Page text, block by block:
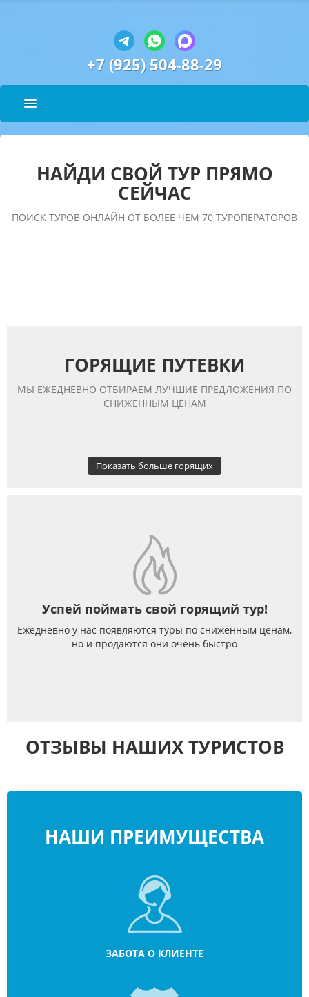
+7 (925) 504-88-29
НАЙДИ СВОЙ ТУР ПРЯМО
СЕЙЧАС
ПОИСК ТУРОВ ОНЛАЙН ОТ БОЛЕЕ ЧЕМ 70 ТУРОПЕРАТОРОВ
ГОРЯЩИЕ ПУТЕВКИ
МЫ ЕЖЕДНЕВНО ОТБИРАЕМ ЛУЧШИЕ ПРЕДЛОЖЕНИЯ ПО
СНИЖЕННЫМ ЦЕНАМ
Показать больше горящих
Успей поймать свой горящий тур!
Ежедневно у нас появляются туры по сниженным ценам,
но и продаются они очень быстро
ОТЗЫВЫ НАШИХ ТУРИСТОВ
НАШИ ПРЕИМУЩЕСТВА
ЗАБОТА О КЛИЕНТЕ